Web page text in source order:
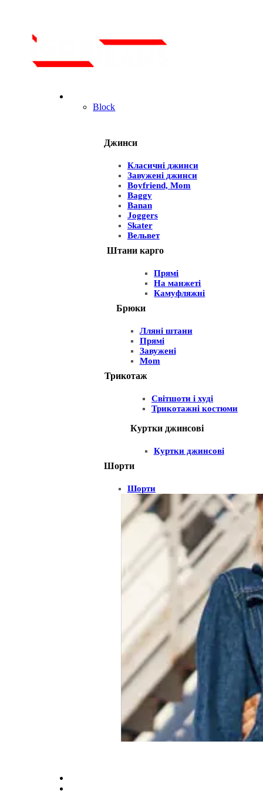
Block
Джинси
Класичні джинси
Завужені джинси
Boyfriend, Mom
Baggy
Banan
Joggers
Skater
Вельвет
Штани карго
Прямі
На манжеті
Камуфляжні
Брюки
Лляні штани
Прямі
Завужені
Mom
Трикотаж
Світшоти і худі
Трикотажні костюми
Куртки джинсові
Куртки джинсові
Шорти
Шорти